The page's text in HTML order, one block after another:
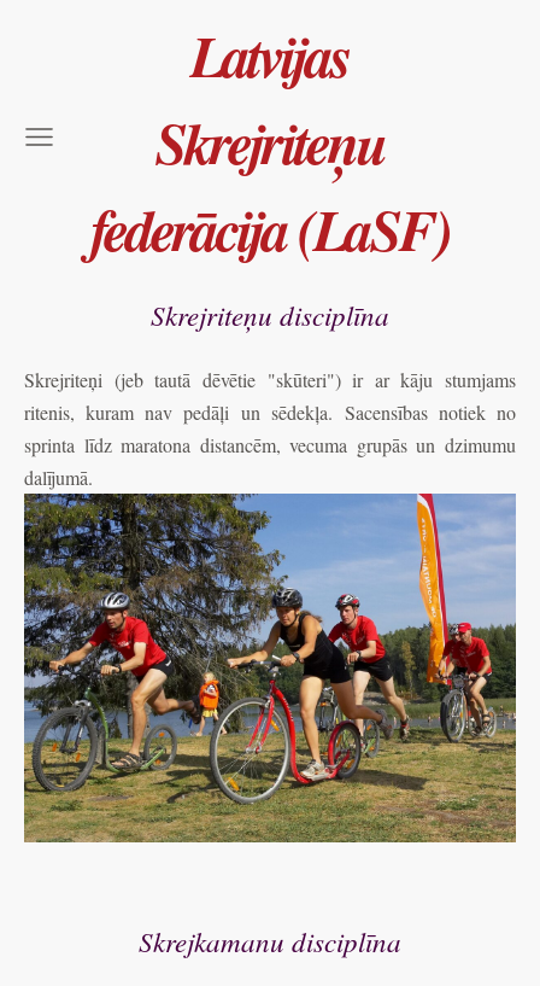
Latvijas
Skrejriteņu
federācija (LaSF)
Skrejriteņu disciplīna
Skrejriteņi (jeb tautā dēvētie "skūteri") ir ar kāju stumjams
ritenis, kuram nav pedāļi un sēdekļa. Sacensības notiek no
sprinta līdz maratona distancēm, vecuma grupās un dzimumu
dalījumā.
Skrejkamanu disciplīna